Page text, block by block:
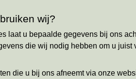
wij?
laat u bepaalde gegevens bij ons
die wij nodig hebben om u juist
die u bij ons afneemt via onze